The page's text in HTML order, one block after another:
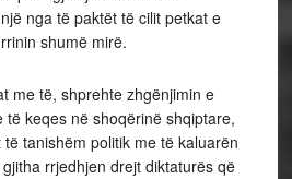
nga të paktët të cilit petkat e
shumë mirë.
me të, shprehte zhgënjimin e
keqes në shoqërinë shqiptare,
tanishëm politik me të kaluarën
rrjedhjen drejt diktaturës që